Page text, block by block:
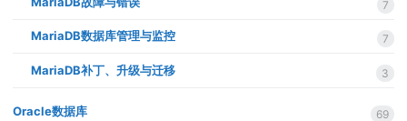
7
MariaDB数据库管理与监控 7
MariaDB补丁、升级与迁移 3
Oracle数据库 69